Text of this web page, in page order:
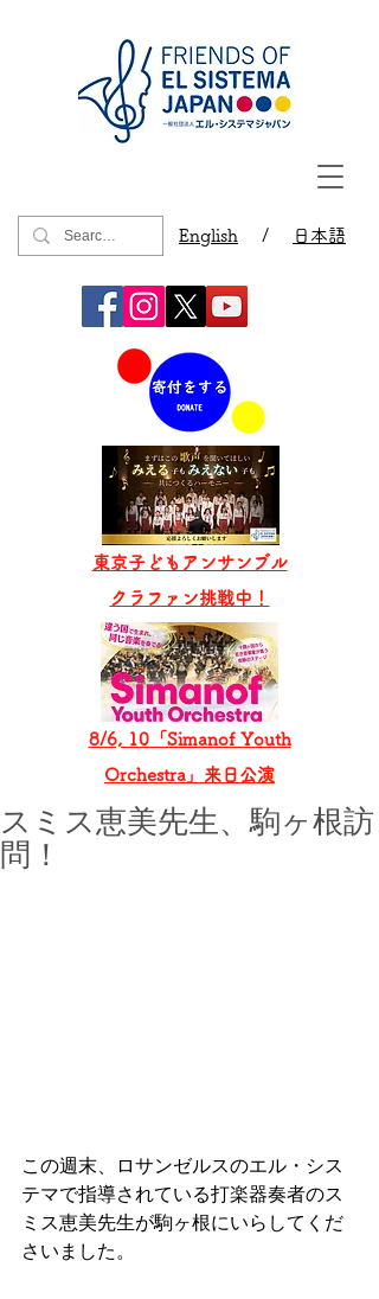
English / 日本語
8/6, 10「Simanof Youth
Orchestra」来日公演
東京子どもアンサンブル
​クラファン挑戦中！
スミス恵美先生、駒ヶ根訪
問！
この週末、ロサンゼルスのエル・シス
テマで指導されている打楽器奏者のス
ミス恵美先生が駒ヶ根にいらしてくだ
さいました。